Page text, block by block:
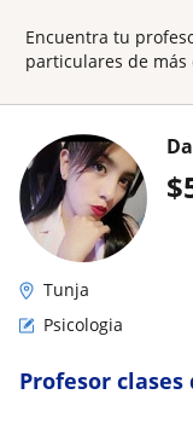
Encuentra tu
particulares de más
$
Tunja
Psicologia
Profesor